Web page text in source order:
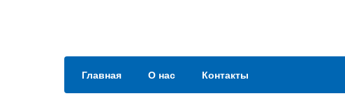
Главная О нас Контакты